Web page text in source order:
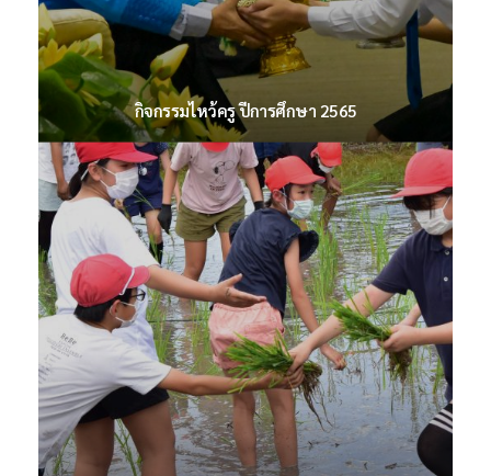
รายงานตัวนักศึกษาใหม่ ประจำปีการศึกษา 2566
กิจกรรมไหว้ครู ปีการศึกษา 2565